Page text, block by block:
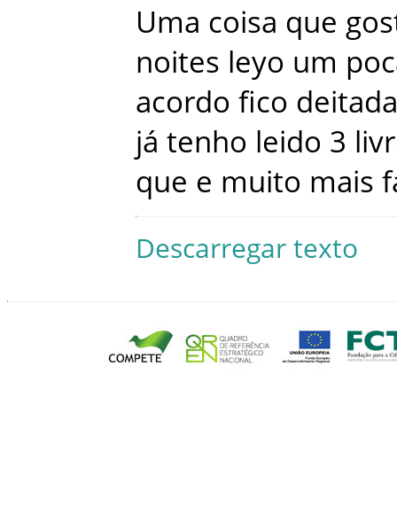
Uma coisa que
noites leyo um
acordo fico deitada
já tenho leido 3
que e muito mais
Descarregar texto